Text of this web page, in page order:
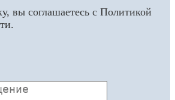
вы соглашаетесь с Политикой